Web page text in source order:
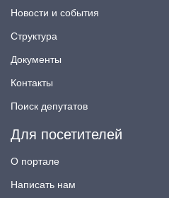
Новости и события
Структура
Документы
Контакты
Поиск депутатов
Для посетителей
О портале
Написать нам